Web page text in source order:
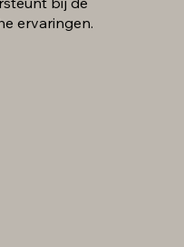
ervaringen.